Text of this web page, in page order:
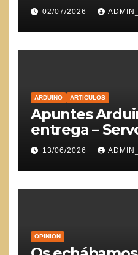
02/07/2026
ARDUINO ARTICULOS
Apuntes
entrega –
13/06/2026
OPINION